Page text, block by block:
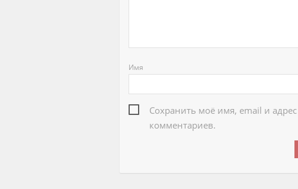
Имя
Сохранить моё имя, email и
комментариев.